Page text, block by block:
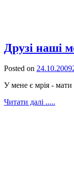
Друзі наші
Posted on 24.10.2009
У мене є мрія - мати
Читати далі .....